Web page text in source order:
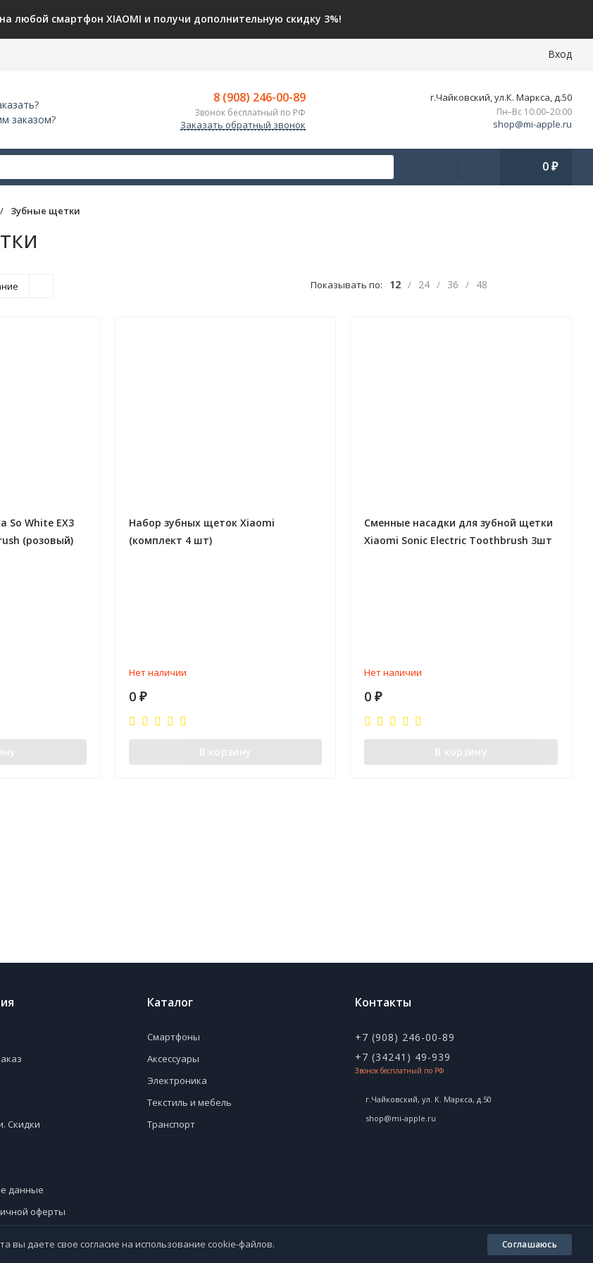
любой смартфон XIAOMI и получи дополнительную скидку 3%!
Вход
заказом?
8 (908) 246-00-89
Звонок бесплатный по РФ
Заказать обратный звонок
г.Чайковский, ул.К. Маркса, д.50
Пн–Вс 10:00–20:00
shop@mi-apple.ru
0 ₽
/ Зубные щетки
Показывать по: 12 / 24 / 36 / 48
So White EX3
(розовый)
Набор зубных щеток Xiaomi
(комплект 4 шт)
Нет наличии
0 ₽
В корзину
Сменные насадки для зубной щетки
Xiaomi Sonic Electric Toothbrush 3шт
Нет наличии
0₽
В корзину
Скидки
данные
оферты
Каталог
Смартфоны
Аксессуары
Электроника
Текстиль и мебель
Транспорт
Контакты
+7 (908) 246-00-89
+7 (34241) 49-939
Звонок бесплатный по РФ
г.Чайковский, ул. К. Маркса, д.50
shop@mi-apple.ru
вы даете свое согласие на использование cookie-файлов. Соглашаюсь